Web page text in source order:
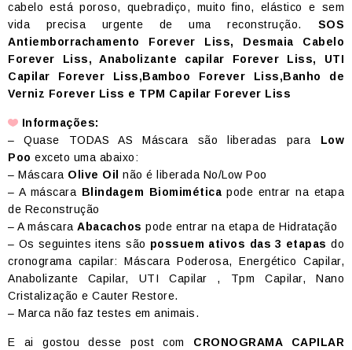
cabelo está poroso, quebradiço, muito fino, elástico e sem
vida precisa urgente de uma reconstrução. SOS
Antiemborrachamento Forever Liss, Desmaia Cabelo
Forever Liss, Anabolizante capilar Forever Liss, UTI
Capilar Forever Liss,Bamboo Forever Liss,Banho de
Verniz Forever Liss e TPM Capilar Forever Liss
Informações:
– Quase TODAS AS Máscara são liberadas para Low
Poo exceto uma abaixo:
– Máscara Olive Oil
não é liberada No/Low Poo
– A máscara Blindagem Biomimética pode entrar na etapa
de Reconstrução
– A máscara Abacachos pode entrar na etapa de Hidratação
– Os seguintes itens são possuem ativos das 3 etapas do
cronograma capilar: Máscara Poderosa, Energético Capilar,
Anabolizante Capilar, UTI Capilar , Tpm Capilar, Nano
Cristalização e Cauter Restore.
– Marca não faz testes em animais.
E ai gostou desse post com CRONOGRAMA CAPILAR